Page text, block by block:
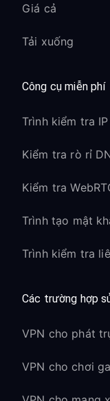
Giá cả
Tải xuống
Công cụ miễn phí
Trình kiểm tra IP
Kiểm tra rò rỉ
Kiểm tra
Trình tạo mật
Trình kiểm tra
Các trường hợp
VPN cho phát
VPN cho chơi